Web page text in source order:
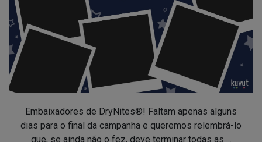
Embaixadores de DryNites®! Faltam apenas alguns
dias para o final da campanha e queremos relembrá-lo
que, se ainda não o fez, deve terminar todas as ...